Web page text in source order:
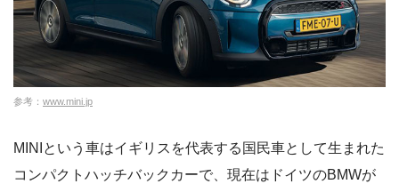
参考： www.mini.jp
MINIという車はイギリスを代表する国民車として生まれた
コンパクトハッチバックカーで、現在はドイツのBMWが